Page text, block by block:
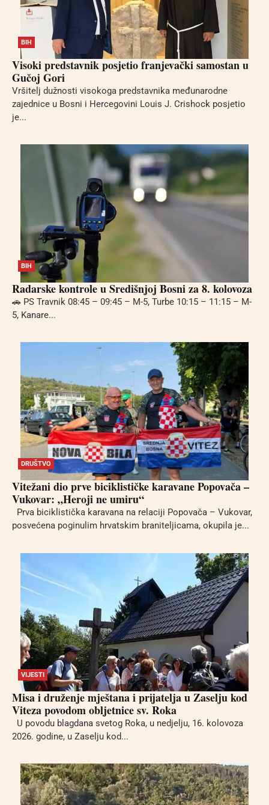
BIH
Visoki predstavnik posjetio franjevački samostan u
Gučoj Gori
Vršitelj dužnosti visokoga predstavnika međunarodne
zajednice u Bosni i Hercegovini Louis J. Crishock posjetio
je...
BIH
Radarske kontrole u Središnjoj Bosni za 8. kolovoza
🚗 PS Travnik 08:45 – 09:45 – M-5, Turbe 10:15 – 11:15 – M-
5, Kanare...
DRUŠTVO
Vitežani dio prve biciklističke karavane Popovača –
Vukovar: „Heroji ne umiru“
Prva biciklistička karavana na relaciji Popovača – Vukovar,
posvećena poginulim hrvatskim braniteljicama, okupila je...
VIJESTI
Misa i druženje mještana i prijatelja u Zaselju kod
Viteza povodom obljetnice sv. Roka
U povodu blagdana svetog Roka, u nedjelju, 16. kolovoza
2026. godine, u Zaselju kod...